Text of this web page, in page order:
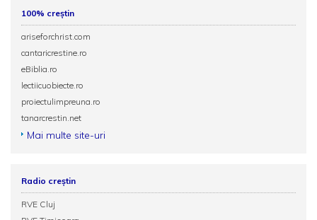
100% creștin
ariseforchrist.com
cantaricrestine.ro
eBiblia.ro
lectiicuobiecte.ro
proiectulimpreuna.ro
tanarcrestin.net
Mai multe site-uri
Radio creștin
RVE Cluj